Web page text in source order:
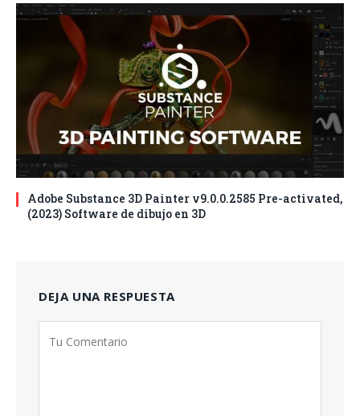
Adobe Substance 3D Painter v9.0.0.2585 Pre-activated,
(2023) Software de dibujo en 3D
DEJA UNA RESPUESTA